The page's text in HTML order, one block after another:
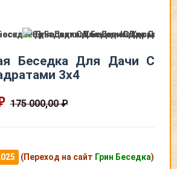
Беседка Для Дачи С
3х4
175 000,00 ₽
(Переход на сайт Грин Беседка)